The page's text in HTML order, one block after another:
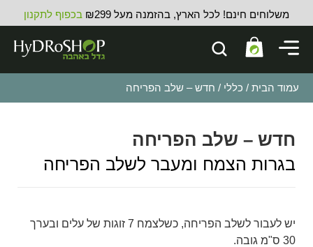
משלוחים חינם! לכל הארץ, בהזמנה מעל ₪299 בכפוף לתקנון
עמוד הבית / כללי / חדש – שלב הפריחה
חדש – שלב הפריחה
בגרות הצמח ומעבר לשלב הפריחה
יש לעבור לשלב הפריחה, כשלצמח 7 זוגות של עלים ובערך
30 ס"מ גובה.